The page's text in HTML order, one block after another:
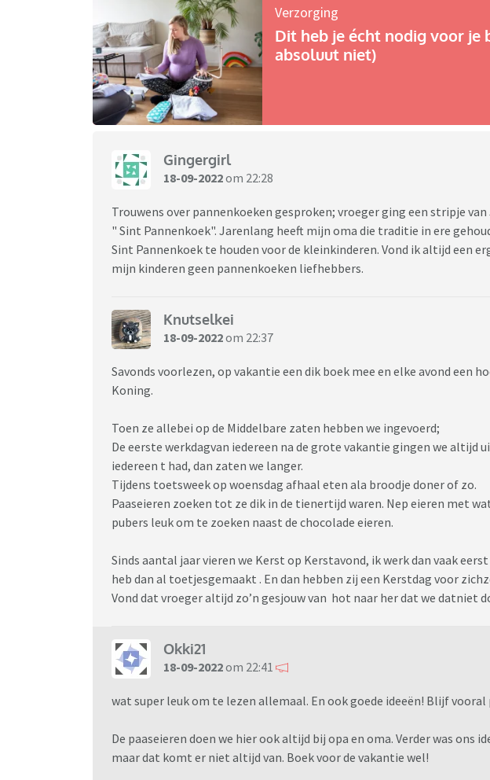
Verzorging
Dit heb je écht nodig voor je
absoluut niet)
Gingergirl
18-09-2022om 22:28
Trouwens over pannenkoeken gesproken; vroeger ging een stripje van
" Sint Pannenkoek". Jarenlang heeft mijn oma die traditie in ere
Sint Pannenkoek te houden voor de kleinkinderen. Vond ik altijd een
mijn kinderen geen pannenkoeken liefhebbers.
Knutselkei
18-09-2022om 22:37
Savonds voorlezen, op vakantie een dik boek mee en elke avond een
Koning.
Toen ze allebei op de Middelbare zaten hebben we ingevoerd;
De eerste werkdagvan iedereen na de grote vakantie gingen we altijd
iedereen t had, dan zaten we langer.
Tijdens toetsweek op woensdag afhaal eten ala broodje doner of zo.
Paaseieren zoeken tot ze dik in de tienertijd waren. Nep eieren met
pubers leuk om te zoeken naast de chocolade eieren.
Sinds aantal jaar vieren we Kerst op Kerstavond, ik werk dan vaak
heb dan al toetjesgemaakt . En dan hebben zij een Kerstdag voor
Vond dat vroeger altijd zo’n gesjouw van hot naar her dat we datniet
Okki21
18-09-2022om 22:41
wat super leuk om te lezen allemaal. En ook goede ideeën! Blijf vooral
De paaseieren doen we hier ook altijd bij opa en oma. Verder was ons
maar dat komt er niet altijd van. Boek voor de vakantie wel!